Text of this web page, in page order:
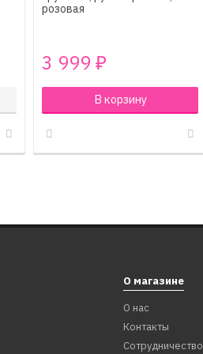
розовая
3 999 ₽
В корзину
О магазине
О нас
Контакты
Сотрудничество